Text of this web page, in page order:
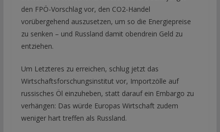
den FPÖ-Vorschlag vor, den CO2-Handel
vorübergehend auszusetzen, um so die Energiepreise
zu senken – und Russland damit obendrein Geld zu
entziehen.
Um Letzteres zu erreichen, schlug jetzt das
Wirtschaftsforschungsinstitut vor, Importzölle auf
russisches Öl einzuheben, statt darauf ein Embargo zu
verhängen: Das würde Europas Wirtschaft zudem
weniger hart treffen als Russland.